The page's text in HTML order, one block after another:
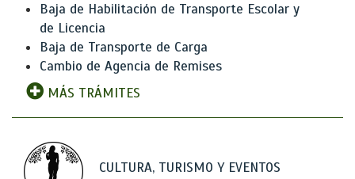
Baja de Habilitación de Transporte Escolar y
de Licencia
Baja de Transporte de Carga
Cambio de Agencia de Remises
MÁS TRÁMITES
CULTURA, TURISMO Y EVENTOS